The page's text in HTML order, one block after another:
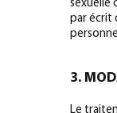
sexuelle
par écrit
3.
Le